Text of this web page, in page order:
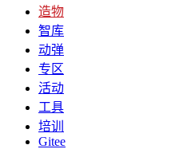
造物
智库
动弹
专区
活动
工具
培训
Gitee